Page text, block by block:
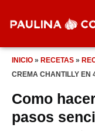
INICIO » RECETAS »
CREMA CHANTILLY EN
Como
pasos